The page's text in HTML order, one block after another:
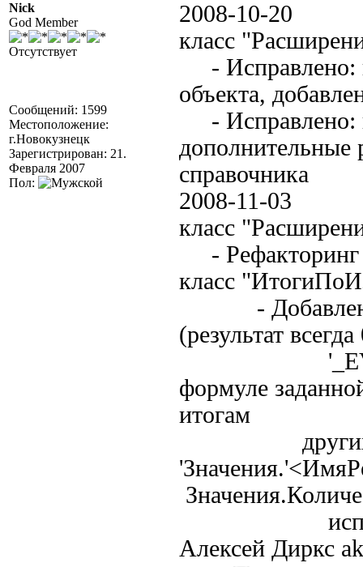
Nick
God Member
Отсутствует
Сообщений: 1599
Местоположение:
г.Новокузнецк
Зарегистрирован: 21.
Февраля 2007
Пол:
2008-10-20
класс
- Исправлено:
объекта,
- Исправлено:
дополнительные
справочника
2008-11-03
класс
-
класс
- Добавлены
(результат
'_EVAL' -
формуле
итогам
других
Алексей Диркс